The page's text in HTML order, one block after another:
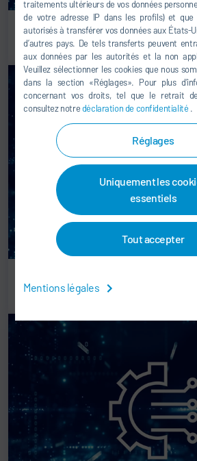
traitements ultérieurs de vos données
de votre adresse IP dans les profils) et que
autorisés à transférer vos données aux États-
d’autres pays. De tels transferts peuvent
aux données par les autorités et la non
Veuillez sélectionner les cookies que nous
dans la section «Réglages». Pour plus
concernant vos droits, tel que le retrait
consultez notredéclaration de confidentialité .
Réglages
Uniquement les
essentiels
Tout accepter
Mentions légales
Optimisation de la qualité